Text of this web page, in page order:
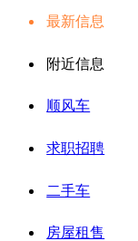
最新信息
附近信息
顺风车
求职招聘
二手车
房屋租售